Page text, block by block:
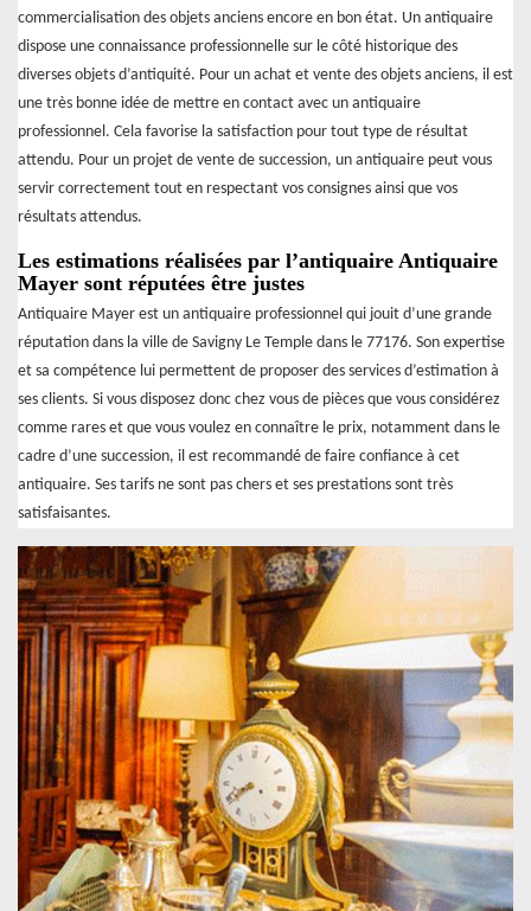
commercialisation des objets anciens encore en bon état. Un antiquaire
dispose une connaissance professionnelle sur le côté historique des
diverses objets d’antiquité. Pour un achat et vente des objets anciens, il est
une très bonne idée de mettre en contact avec un antiquaire
professionnel. Cela favorise la satisfaction pour tout type de résultat
attendu. Pour un projet de vente de succession, un antiquaire peut vous
servir correctement tout en respectant vos consignes ainsi que vos
résultats attendus.
Les estimations réalisées par l’antiquaire Antiquaire
Mayer sont réputées être justes
Antiquaire Mayer est un antiquaire professionnel qui jouit d’une grande
réputation dans la ville de Savigny Le Temple dans le 77176. Son expertise
et sa compétence lui permettent de proposer des services d’estimation à
ses clients. Si vous disposez donc chez vous de pièces que vous considérez
comme rares et que vous voulez en connaître le prix, notamment dans le
cadre d’une succession, il est recommandé de faire confiance à cet
antiquaire. Ses tarifs ne sont pas chers et ses prestations sont très
satisfaisantes.